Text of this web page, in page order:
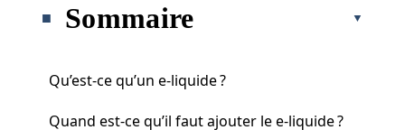
Sommaire
Qu’est-ce qu’un e-liquide ?
Quand est-ce qu’il faut ajouter le e-liquide ?